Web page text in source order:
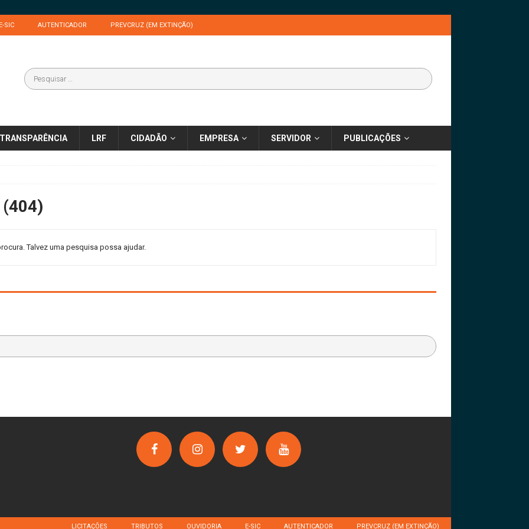
SIC AUTENTICADOR PREVCRUZ (EM EXTINÇÃO)
TRANSPARÊNCIA LRF CIDADÃO EMPRESA SERVIDOR PUBLICAÇÕES
Talvez uma pesquisa possa ajudar.
LICITAÇÕES TRIBUTOS OUVIDORIA E-SIC AUTENTICADOR PREVCRUZ (EM EXTINÇÃO)